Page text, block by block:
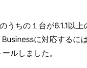
うちの１台が6.1.1以
に対応するに
ルしました。